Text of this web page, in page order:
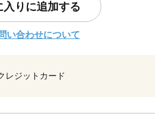
入りに追加する
い合わせについて
レジットカード